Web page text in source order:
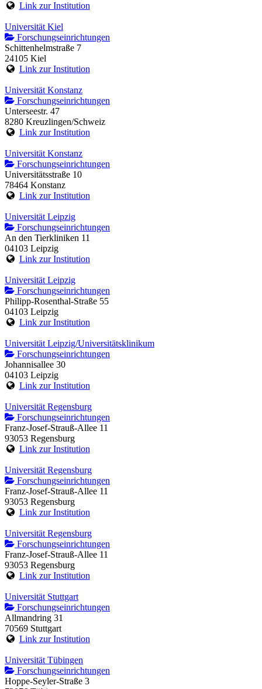
Link zur Institution
Universität Kiel
Forschungseinrichtungen
Schittenhelmstraße 7
24105 Kiel
Link zur Institution
Universität Konstanz
Forschungseinrichtungen
Unterseestr. 47
8280 Kreuzlingen/Schweiz
Link zur Institution
Universität Konstanz
Forschungseinrichtungen
Universitätsstraße 10
78464 Konstanz
Link zur Institution
Universität Leipzig
Forschungseinrichtungen
An den Tierkliniken 11
04103 Leipzig
Link zur Institution
Universität Leipzig
Forschungseinrichtungen
Philipp-Rosenthal-Straße 55
04103 Leipzig
Link zur Institution
Universität Leipzig/Universitätsklinikum
Forschungseinrichtungen
Johannisallee 30
04103 Leipzig
Link zur Institution
Universität Regensburg
Forschungseinrichtungen
Franz-Josef-Strauß-Allee 11
93053 Regensburg
Link zur Institution
Universität Regensburg
Forschungseinrichtungen
Franz-Josef-Strauß-Allee 11
93053 Regensburg
Link zur Institution
Universität Regensburg
Forschungseinrichtungen
Franz-Josef-Strauß-Allee 11
93053 Regensburg
Link zur Institution
Universität Stuttgart
Forschungseinrichtungen
Allmandring 31
70569 Stuttgart
Link zur Institution
Universität Tübingen
Forschungseinrichtungen
Hoppe-Seyler-Straße 3